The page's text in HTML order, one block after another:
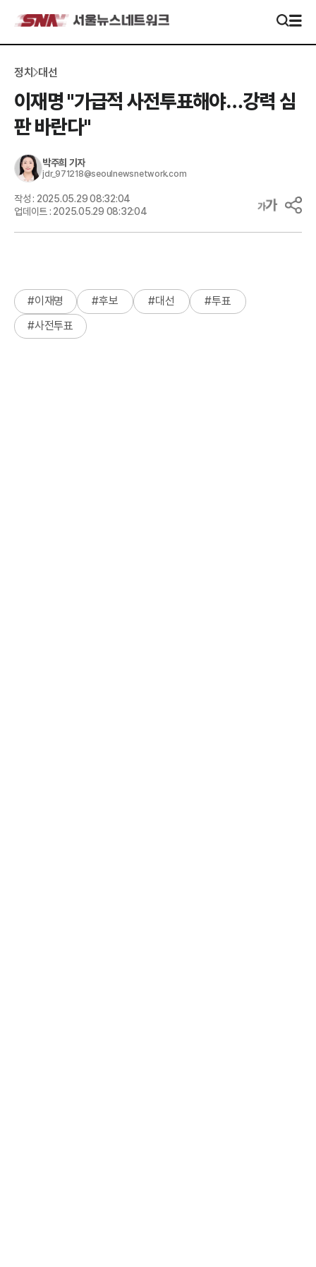
정치 대선
이재명 "가급적 사전투표해야…강력 심
판 바란다"
박주희 기자
jdr_971218@seoulnewsnetwork.com
작성 : 2025.05.29 08:32:04
업데이트 : 2025.05.29 08:32:04
#이재명 #후보 #대선 #투표
#사전투표